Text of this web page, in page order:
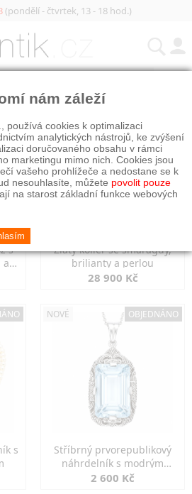
(pondělí - čtvrtek, 13 - 18 hod.)
s
a
Zlatý kolier se smaragdy,
brilianty a perlou
28 900 Kč
s
NOVÉ OBJEDNÁNO
Stříbrný prvorepublikový
náhrdelník s modrým
spinelem
2 600 Kč
nám záleží
používá cookies k optimalizaci
analytických nástrojů, ke zvýšení
doručovaného obsahu v rámci
marketingu mimo nich. Cookies jsou
vašeho prohlížeče a nedostane se k
nesouhlasíte, můžete povolit pouze
na starost základní funkce webových